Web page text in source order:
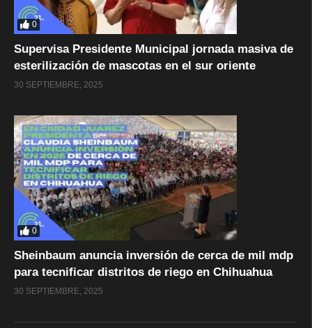
0
Supervisa Presidente Municipal jornada masiva de
esterilización de mascotas en el sur oriente
30 SEPTIEMBRE, 2025
0
Sheinbaum anuncia inversión de cerca de mil mdp
para tecnificar distritos de riego en Chihuahua
30 SEPTIEMBRE, 2025